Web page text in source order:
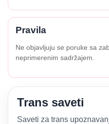
Pravila
Ne objavljuju se poruke sa
neprimerenim sadržajem.
Trans saveti
Saveti za trans